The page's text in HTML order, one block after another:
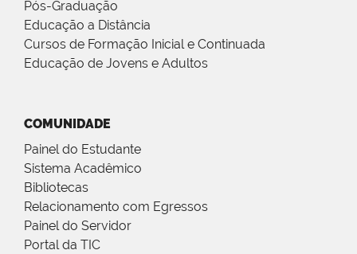
Pós-Graduação
Educação a Distância
Cursos de Formação Inicial e Continuada
Educação de Jovens e Adultos
COMUNIDADE
Painel do Estudante
Sistema Acadêmico
Bibliotecas
Relacionamento com Egressos
Painel do Servidor
Portal da TIC